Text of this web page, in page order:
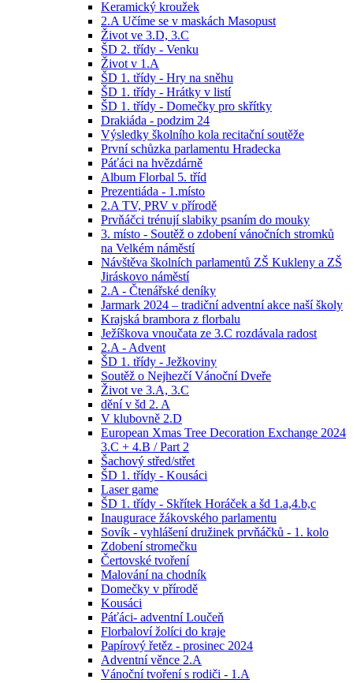
Keramický kroužek
2.A Učíme se v maskách Masopust
Život ve 3.D, 3.C
ŠD 2. třídy - Venku
Život v 1.A
ŠD 1. třídy - Hry na sněhu
ŠD 1. třídy - Hrátky v listí
ŠD 1. třídy - Domečky pro skřítky
Drakiáda - podzim 24
Výsledky školního kola recitační soutěže
První schůzka parlamentu Hradecka
Páťáci na hvězdárně
Album Florbal 5. tříd
Prezentiáda - 1.místo
2.A TV, PRV v přírodě
Prvňáčci trénují slabiky psaním do mouky
3. místo - Soutěž o zdobení vánočních stromků
na Velkém náměstí
Návštěva školních parlamentů ZŠ Kukleny a ZŠ
Jiráskovo náměstí
2.A - Čtenářské deníky
Jarmark 2024 – tradiční adventní akce naší školy
Krajská brambora z florbalu
Ježíškova vnoučata ze 3.C rozdávala radost
2.A - Advent
ŠD 1. třídy - Ježkoviny
Soutěž o Nejhezčí Vánoční Dveře
Život ve 3.A, 3.C
dění v šd 2. A
V klubovně 2.D
European Xmas Tree Decoration Exchange 2024
3.C + 4.B / Part 2
Šachový střed/střet
ŠD 1. třídy - Kousáci
Laser game
ŠD 1. třídy - Skřítek Horáček a šd 1.a,4.b,c
Inaugurace žákovského parlamentu
Sovík - vyhlášení družinek prvňáčků - 1. kolo
Zdobení stromečku
Čertovské tvoření
Malování na chodník
Domečky v přírodě
Kousáci
Páťáci- adventní Loučeň
Florbaloví žolíci do kraje
Papírový řetěz - prosinec 2024
Adventní věnce 2.A
Vánoční tvoření s rodiči - 1.A